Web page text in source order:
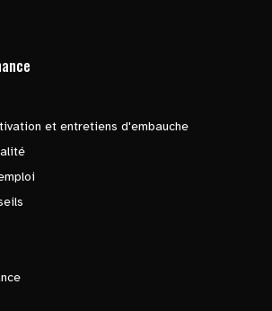
et entretiens d'embauche